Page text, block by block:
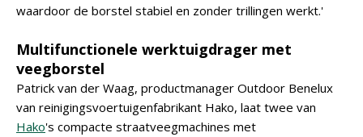
waardoor de borstel stabiel en zonder trillingen werkt.'
Multifunctionele werktuigdrager met
veegborstel
Patrick van der Waag, productmanager Outdoor Benelux
van reinigingsvoertuigenfabrikant Hako, laat twee van
Hako's compacte straatveegmachines met